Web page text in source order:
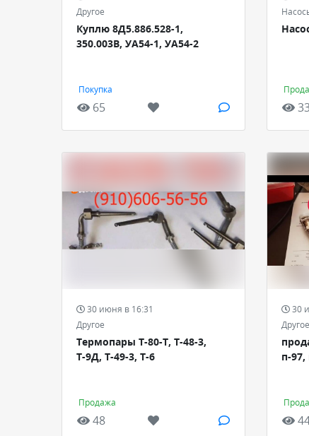
Другое
Куплю 8Д5.886.528-1,
350.003В, УА54-1, УА54-2
Покупка
65
30 июня в 16:31
Другое
Термопары Т-80-Т, Т-48-3,
Т-9Д, Т-49-3, Т-6
Продажа
48
30
Другое
п-97,